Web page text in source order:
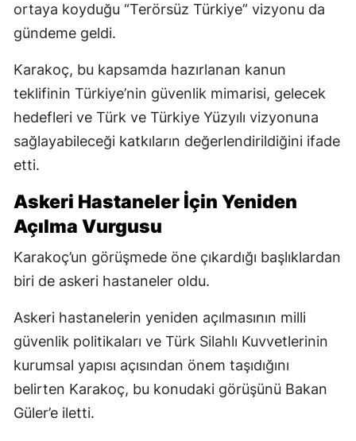
ortaya koyduğu “Terörsüz Türkiye” vizyonu da
gündeme geldi.
Karakoç, bu kapsamda hazırlanan kanun
teklifinin Türkiye’nin güvenlik mimarisi, gelecek
hedefleri ve Türk ve Türkiye Yüzyılı vizyonuna
sağlayabileceği katkıların değerlendirildiğini ifade
etti.
Askeri Hastaneler İçin Yeniden
Açılma Vurgusu
Karakoç’un görüşmede öne çıkardığı başlıklardan
biri de askeri hastaneler oldu.
Askeri hastanelerin yeniden açılmasının milli
güvenlik politikaları ve Türk Silahlı Kuvvetlerinin
kurumsal yapısı açısından önem taşıdığını
belirten Karakoç, bu konudaki görüşünü Bakan
Güler’e iletti.